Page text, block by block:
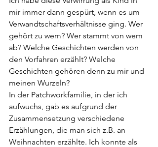
mir immer dann gespürt, wenn es um
Verwandtschaftsverhältnisse ging. Wer
gehört zu wem? Wer stammt von wem
ab? Welche Geschichten werden von
den Vorfahren erzählt? Welche
Geschichten gehören denn zu mir und
meinen Wurzeln?
In der Patchworkfamilie, in der ich
aufwuchs, gab es aufgrund der
Zusammensetzung verschiedene
Erzählungen, die man sich z.B. an
Weihnachten erzählte. Ich konnte als